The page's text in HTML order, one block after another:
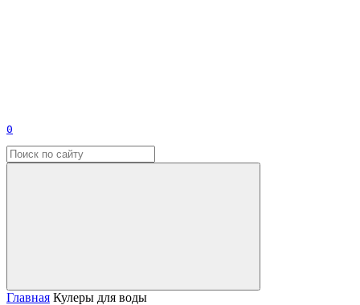
0
Главная Кулеры для воды